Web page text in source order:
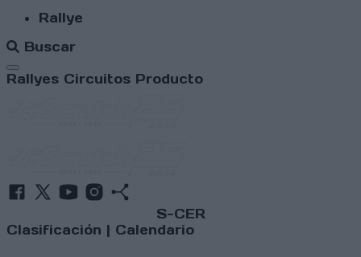
Rallye
Buscar
Abrir menú
Rallyes Circuitos Producto
S-CER
Clasificación | Calendario